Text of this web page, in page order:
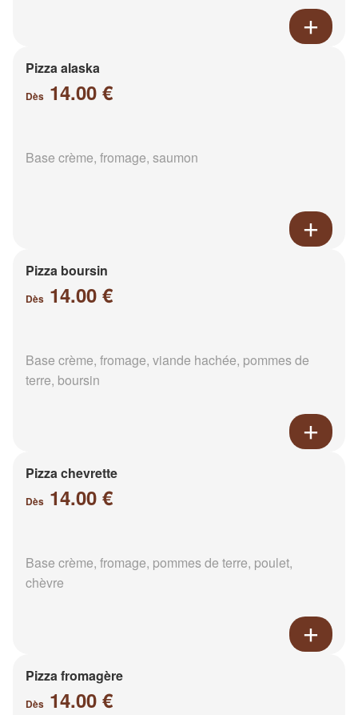
Pizza alaska
Dès 14.00 €
Base crème, fromage, saumon
Pizza boursin
Dès 14.00 €
Base crème, fromage, viande hachée, pommes de
terre, boursin
Pizza chevrette
Dès 14.00 €
Base crème, fromage, pommes de terre, poulet,
chèvre
Pizza fromagère
Dès 14.00 €